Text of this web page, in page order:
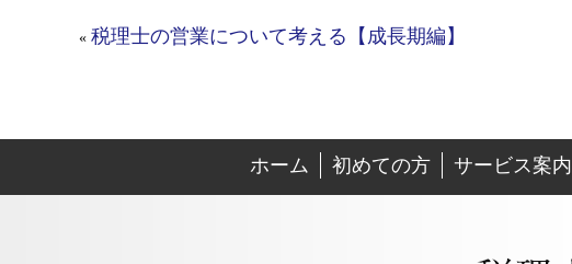
« 税理士の営業について考える【成長期編】
ホーム 初めての方 サービス案内